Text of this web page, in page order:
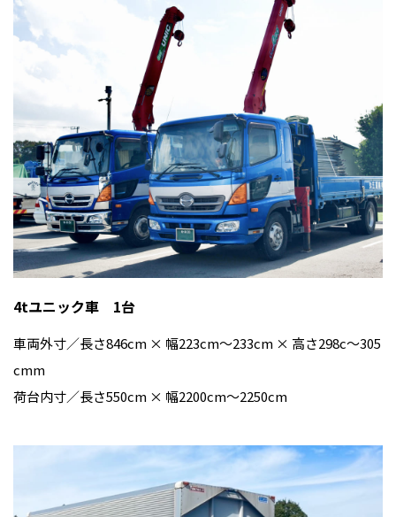
4tユニック車 1台
車両外寸／長さ846cm × 幅223cm〜233cm × 高さ298c〜305
cmm
荷台内寸／長さ550cm × 幅2200cm〜2250cm